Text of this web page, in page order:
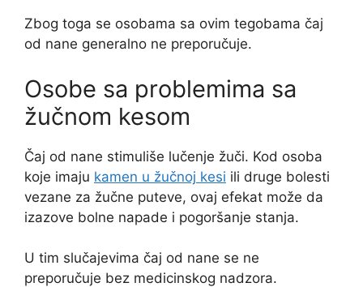
Zbog toga se osobama sa ovim tegobama čaj
od nane generalno ne preporučuje.
Osobe sa problemima sa
žučnom kesom
Čaj od nane stimuliše lučenje žuči. Kod osoba
koje imaju kamen u žučnoj kesi ili druge bolesti
vezane za žučne puteve, ovaj efekat može da
izazove bolne napade i pogoršanje stanja.
U tim slučajevima čaj od nane se ne
preporučuje bez medicinskog nadzora.